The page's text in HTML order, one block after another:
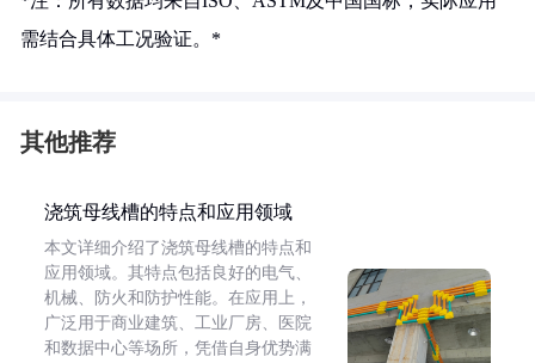
需结合具体工况验证。*
其他推荐
浇筑母线槽的特点和应用领域
本文详细介绍了浇筑母线槽的特点和
应用领域。其特点包括良好的电气、
机械、防火和防护性能。在应用上，
广泛用于商业建筑、工业厂房、医院
和数据中心等场所，凭借自身优势满